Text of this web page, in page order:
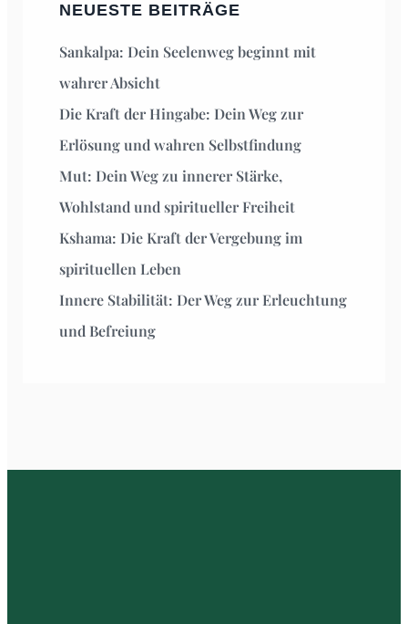
NEUESTE BEITRÄGE
Sankalpa: Dein Seelenweg beginnt mit
wahrer Absicht
Die Kraft der Hingabe: Dein Weg zur
Erlösung und wahren Selbstfindung
Mut: Dein Weg zu innerer Stärke,
Wohlstand und spiritueller Freiheit
Kshama: Die Kraft der Vergebung im
spirituellen Leben
Innere Stabilität: Der Weg zur Erleuchtung
und Befreiung